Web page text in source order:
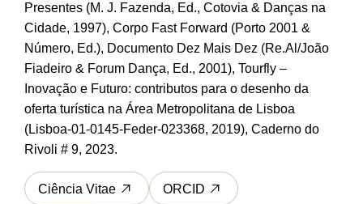
Presentes (M. J. Fazenda, Ed., Cotovia & Danças na
Cidade, 1997), Corpo Fast Forward (Porto 2001 &
Número, Ed.), Documento Dez Mais Dez (Re.Al/João
Fiadeiro & Forum Dança, Ed., 2001), Tourfly –
Inovação e Futuro: contributos para o desenho da
oferta turística na Área Metropolitana de Lisboa
(Lisboa-01-0145-Feder-023368, 2019), Caderno do
Rivoli # 9, 2023.
Ciência Vitae ORCID